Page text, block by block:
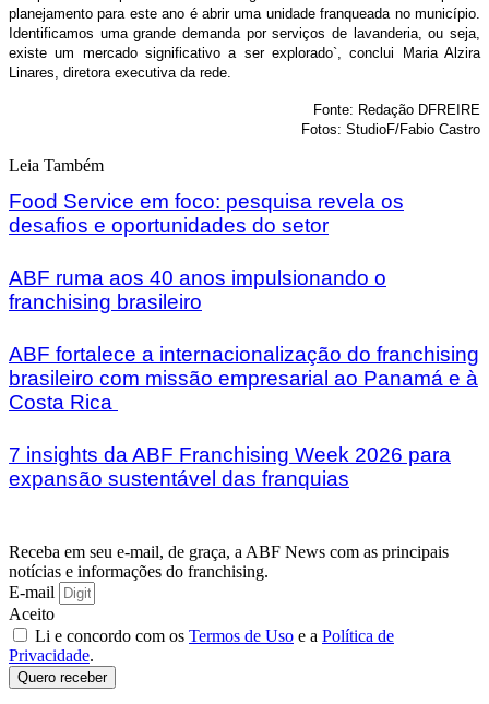
planejamento para este ano é abrir uma unidade franqueada no município.
Identificamos uma grande demanda por serviços de lavanderia, ou seja,
existe um mercado significativo a ser explorado`, conclui Maria Alzira
Linares, diretora executiva da rede.
Fonte: Redação DFREIRE
Fotos: StudioF/Fabio Castro
Leia Também
Food Service em foco: pesquisa revela os
desafios e oportunidades do setor
ABF ruma aos 40 anos impulsionando o
franchising brasileiro
ABF fortalece a internacionalização do franchising
brasileiro com missão empresarial ao Panamá e à
Costa Rica
7 insights da ABF Franchising Week 2026 para
expansão sustentável das franquias
Receba em seu e-mail, de graça, a ABF News com as principais
notícias e informações do franchising.
E-mail
Aceito
Li e concordo com os Termos de Uso e a Política de
Privacidade.
Quero receber